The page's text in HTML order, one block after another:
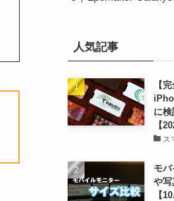
人気記事
【
に
【
ス
モ
や写
【